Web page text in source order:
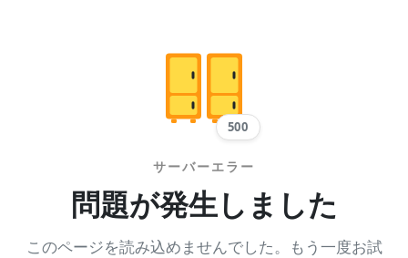
500
サーバーエラー
問題が発生しました
このページを読み込めませんでした。もう一度お試